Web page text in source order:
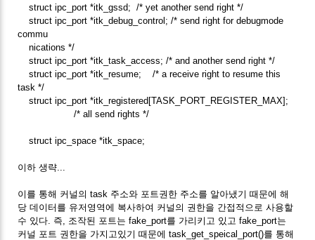
struct ipc_port *itk_gssd; /* yet another send right */
struct ipc_port *itk_debug_control; /* send right for debugmode
commu
nications */
struct ipc_port *itk_task_access; /* and another send right */
struct ipc_port *itk_resume; /* a receive right to resume this
task */
struct ipc_port *itk_registered[TASK_PORT_REGISTER_MAX];
/* all send rights */
struct ipc_space *itk_space;
이하 생략...
이를 통해 커널의 task 주소와 포트권한 주소를 알아냈기 때문에 해
당 데이터를 유저영역에 복사하여 커널의 권한을 간접적으로 사용할
수 있다. 즉, 조작된 포트는 fake_port를 가리키고 있고 fake_port는
커널 포트 권한을 가지고있기 때문에 task_get_speical_port()를 통해